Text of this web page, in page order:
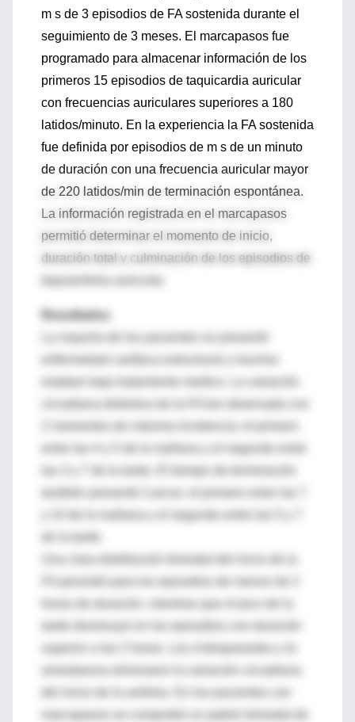
m s de 3 episodios de FA sostenida durante el
seguimiento de 3 meses. El marcapasos fue
programado para almacenar información de los
primeros 15 episodios de taquicardia auricular
con frecuencias auriculares superiores a 180
latidos/minuto. En la experiencia la FA sostenida
fue definida por episodios de m s de un minuto
de duración con una frecuencia auricular mayor
de 220 latidos/min de terminación espontánea.
La información registrada en el marcapasos
permitió determinar el momento de inicio,
duración total y culminación de los episodios de
taquiarritmia auricular.
Resultados
La mayoría de los pacientes no presentó
entre las 4 y 5 de la mañana y el segundo entre
las 3 y 7 de la tarde. El tiempo de terminación
y 10 de la mañana y el segundo entre las 5 y 7
superior a las 2 horas. Los á-bloqueantes y la
marcapasos se comprobó un patrón bimodal de